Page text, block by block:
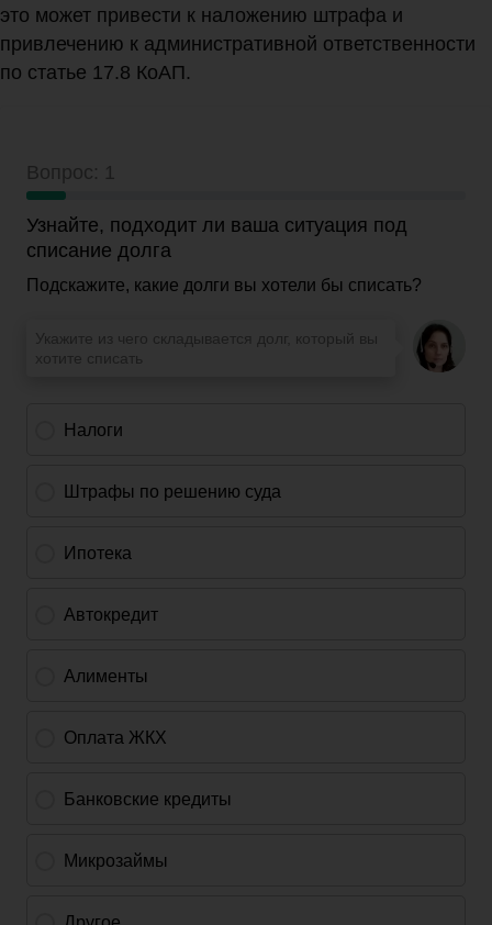
это может привести к наложению штрафа и
привлечению к административной ответственности
по статье 17.8 КоАП.